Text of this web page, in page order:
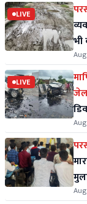
LIVE
भी
LIVE